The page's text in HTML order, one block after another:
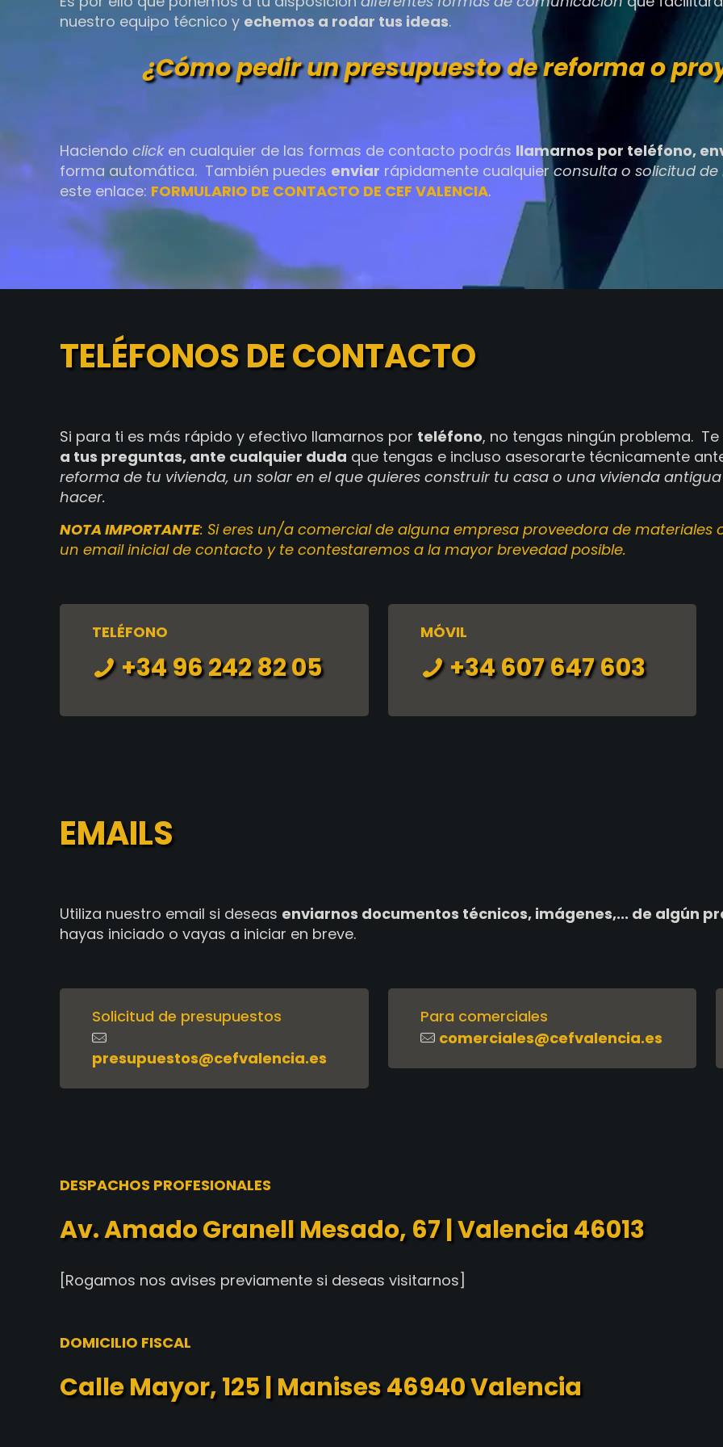
nuestro equipo técnico y echemos a rodar tus ideas.
¿Cómo pedir un presupuesto de reforma o
Haciendo clicken cualquier de las formas de contacto podrás llamarnos por teléfono,
forma automática. También puedes enviar rápidamente cualquierconsulta o solicitud
este enlace: FORMULARIO DE CONTACTO DE CEF VALENCIA.
TELÉFONOS DE CONTACTO
Si para ti es más rápido y efectivo llamarnos por teléfono, no tengas ningún problema.
a tus preguntas, ante cualquier duda que tengas e incluso asesorarte técnicamente
reforma de tu vivienda, un solar en el que quieres construir tu casa o una vivienda
hacer.
NOTA IMPORTANTE: Si eres un/a comercial de alguna empresa proveedora de materiales
un email inicial de contacto y te contestaremos a la mayor brevedad posible.
TELÉFONO
+34 96 242 82 05
MÓVIL
+34 607 647 603
EMAILS
Utiliza nuestro email si deseas enviarnos documentos técnicos, imágenes,... de algún
hayas iniciado o vayas a iniciar en breve.
Solicitud de presupuestos
presupuestos@cefvalencia.es
Para comerciales
comerciales@cefvalencia.es
DESPACHOS PROFESIONALES
Av. Amado Granell Mesado, 67 | Valencia 46013
[Rogamos nos avises previamente si deseas visitarnos]
DOMICILIO FISCAL
Calle Mayor, 125 | Manises 46940 Valencia